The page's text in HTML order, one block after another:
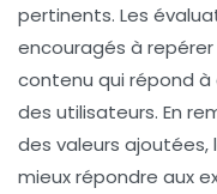
pertinents. Les
encouragés à
contenu qui répond
des utilisateurs. En
des valeurs ajoutées,
mieux répondre aux